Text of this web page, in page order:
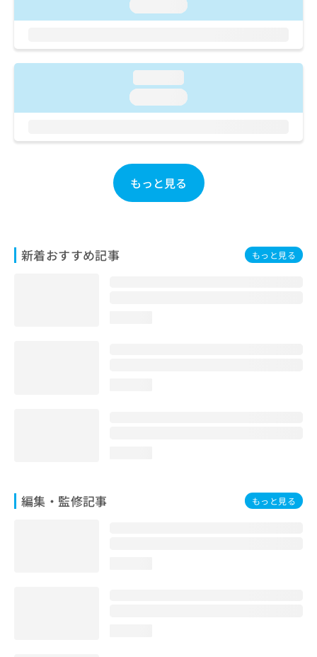
もっと見る
新着おすすめ記事 もっと見る
編集・監修記事 もっと見る
問
合
わ